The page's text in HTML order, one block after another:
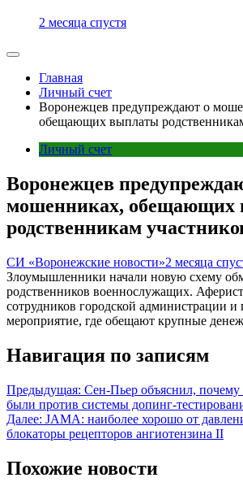
2 месяца спустя
Главная
Личный счет
Воронежцев предупреждают о
обещающих выплаты
Личный счет
Воронежцев
мошенниках, обещающих
родственникам
СИ «Воронежские новости»2 месяца
Злоумышленники начали новую схему
родственников военнослужащих.
сотрудников городской администрации
мероприятие, где обещают крупные
Навигация по записям
Предыдущая: Сен-Пьер объяснил, почему
были против системы допинг-
Далее: JAMA: наиболее хорошо от
блокаторы рецепторов ангиотензина II
Похожие новости